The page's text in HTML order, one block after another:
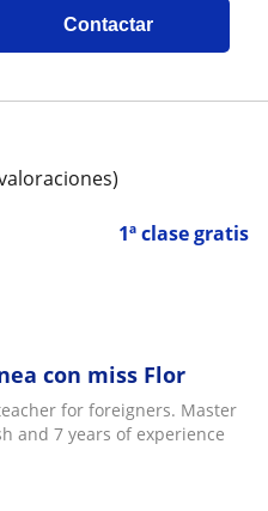
Contactar
1ª clase gratis
con miss Flor
for foreigners. Master
and 7 years of experience